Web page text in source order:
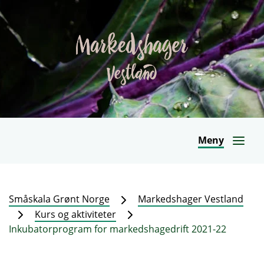
Meny
Småskala Grønt Norge
Markedshager Vestland
Kurs og aktiviteter
Inkubatorprogram for markedshagedrift 2021-22